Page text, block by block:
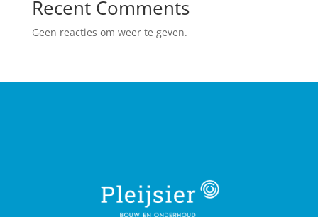
Recent Comments
Geen reacties om weer te geven.